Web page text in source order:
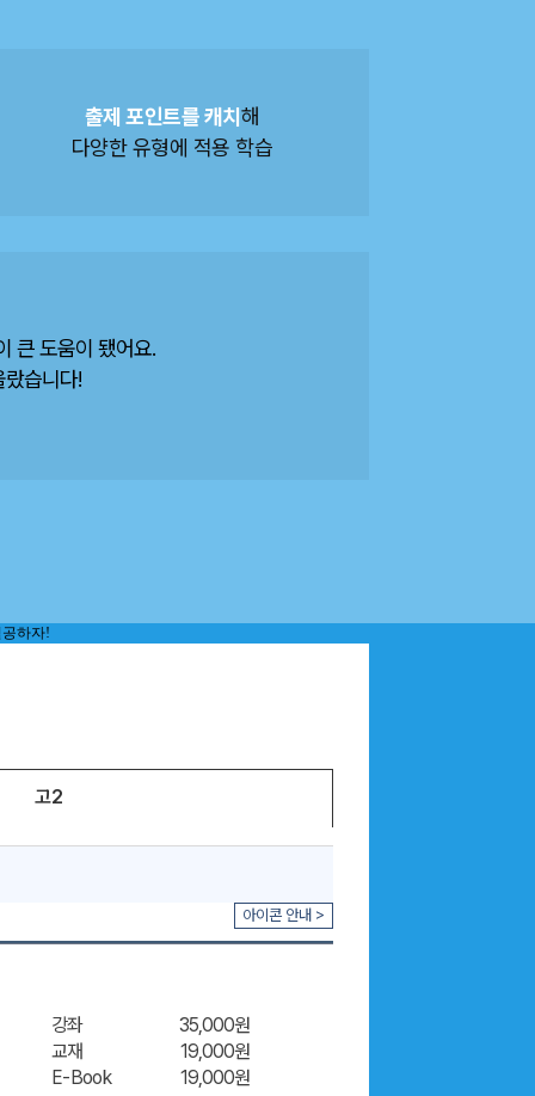
출제 포인트를 캐치 해
다양한 유형에 적용 학습
큰 도움이 됐어요.
습니다!
고2
아이콘 안내 >
강좌
35,000원
교재
19,000원
E-Book
19,000원